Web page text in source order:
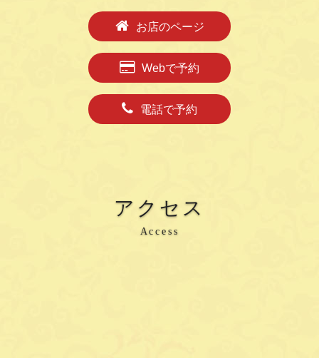
お店のページ
Webで予約
電話で予約
アクセス
Access